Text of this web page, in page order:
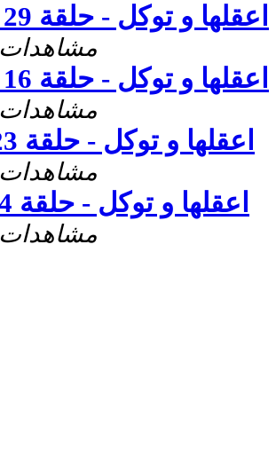
اعقلها و توكل - حلقة 29 أكتوبر
29085 مشاهدات
اعقلها و توكل - حلقة 16 أكتوبر
29702 مشاهدات
اعقلها و توكل - حلقة 23 يوليو
23956 مشاهدات
اعقلها و توكل - حلقة 14 يناير
23830 مشاهدات